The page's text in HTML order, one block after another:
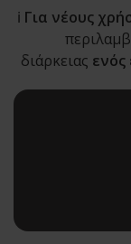
ℹ️ Για νέους
διάρκειας